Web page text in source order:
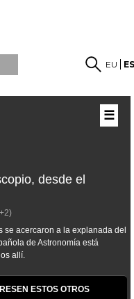
EU
desde el
se acercaron a la explanada del
de Astronomía está
allí.
ESTOS OTROS
☰